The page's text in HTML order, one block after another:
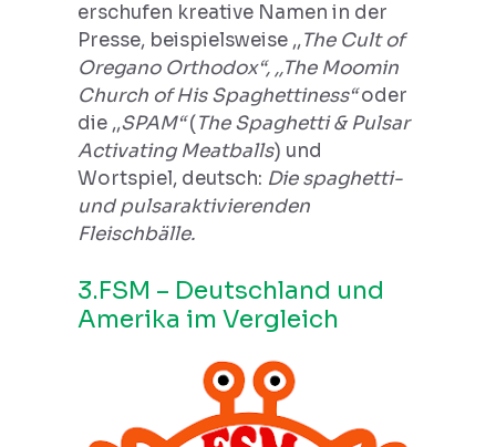
erschufen kreative Namen in der
Presse, beispielsweise ,,The Cult of
Oregano Orthodox“, ,,The Moomin
Church of His Spaghettiness“oder
die ,,SPAM“(The Spaghetti & Pulsar
Activating Meatballs) und
Wortspiel, deutsch: Die spaghetti-
und pulsaraktivierenden
Fleischbälle.
3.FSM – Deutschland und
Amerika im Vergleich